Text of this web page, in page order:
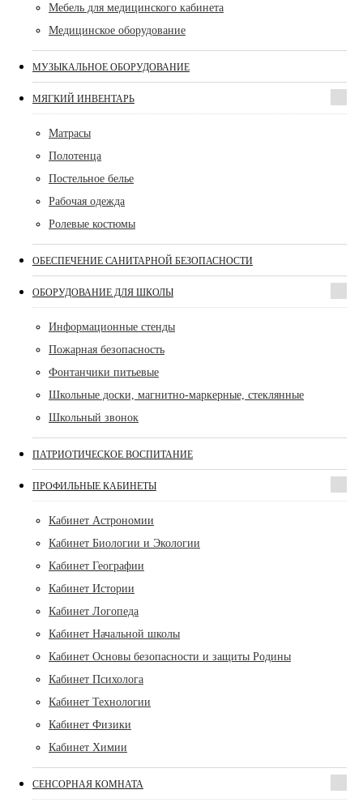
Мебель для медицинского кабинета
Медицинское оборудование
МУЗЫКАЛЬНОЕ ОБОРУДОВАНИЕ
МЯГКИЙ ИНВЕНТАРЬ
Матрасы
Полотенца
Постельное белье
Рабочая одежда
Ролевые костюмы
ОБЕСПЕЧЕНИЕ САНИТАРНОЙ БЕЗОПАСНОСТИ
ОБОРУДОВАНИЕ ДЛЯ ШКОЛЫ
Информационные стенды
Пожарная безопасность
Фонтанчики питьевые
Школьные доски, магнитно-маркерные, стеклянные
Школьный звонок
ПАТРИОТИЧЕСКОЕ ВОСПИТАНИЕ
ПРОФИЛЬНЫЕ КАБИНЕТЫ
Кабинет Астрономии
Кабинет Биологии и Экологии
Кабинет Географии
Кабинет Истории
Кабинет Логопеда
Кабинет Начальной школы
Кабинет Основы безопасности и защиты Родины
Кабинет Психолога
Кабинет Технологии
Кабинет Физики
Кабинет Химии
СЕНСОРНАЯ КОМНАТА